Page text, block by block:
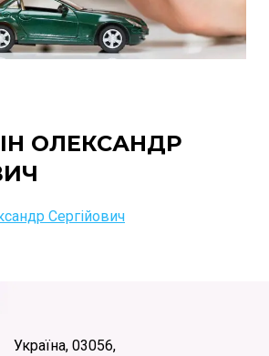
ОЛЕКСАНДР
Сергійович
Україна, 03056,